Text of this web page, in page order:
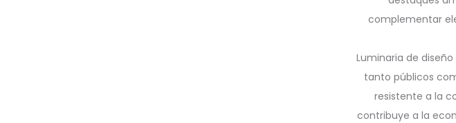
complementar
Luminaria de
tanto públicos
resistente a la
contribuye a la